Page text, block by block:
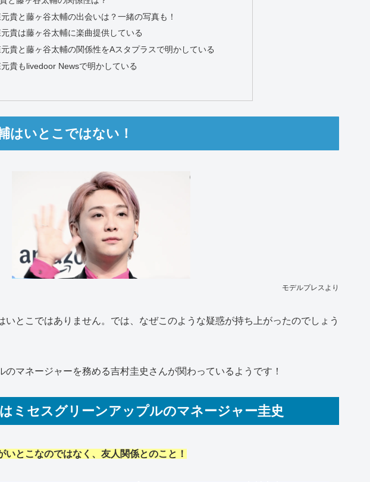
貴と藤ヶ谷太輔の出会いは？一緒の写真も！
貴は藤ヶ谷太輔に楽曲提供している
貴と藤ヶ谷太輔の関係性をAスタプラスで明かしている
貴もlivedoor Newsで明かしている
はいとこではない！
モデルプレスより
いとこではありません。では、なぜこのような疑惑が持ち上がったのでしょう
マネージャーを務める吉村圭史さんが関わっているようです！
ミセスグリーンアップルのマネージャー圭史
とこなのではなく、友人関係とのこと！